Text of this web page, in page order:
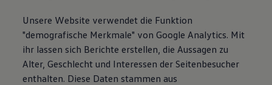
Unsere Website verwendet die Funktion
"demografische Merkmale" von Google Analytics. Mit
ihr lassen sich Berichte erstellen, die Aussagen zu
Alter, Geschlecht und Interessen der Seitenbesucher
enthalten. Diese Daten stammen aus